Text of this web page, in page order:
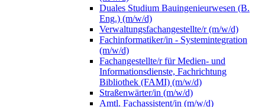
Duales Studium Bauingenieurwesen (B.
Eng.) (m/w/d)
Verwaltungsfachangestellte/r (m/w/d)
Fachinformatiker/in - Systemintegration
(m/w/d)
Fachangestellte/r für Medien- und
Informationsdienste, Fachrichtung
Bibliothek (FAMI) (m/w/d)
Straßenwärter/in (m/w/d)
Amtl. Fachassistent/in (m/w/d)